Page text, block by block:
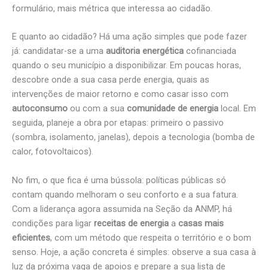
formulário, mais métrica que interessa ao cidadão.
E quanto ao cidadão? Há uma ação simples que pode fazer
já: candidatar-se a uma auditoria energética cofinanciada
quando o seu município a disponibilizar. Em poucas horas,
descobre onde a sua casa perde energia, quais as
intervenções de maior retorno e como casar isso com
autoconsumo ou com a sua comunidade de energia local. Em
seguida, planeje a obra por etapas: primeiro o passivo
(sombra, isolamento, janelas), depois a tecnologia (bomba de
calor, fotovoltaicos).
No fim, o que fica é uma bússola: políticas públicas só
contam quando melhoram o seu conforto e a sua fatura.
Com a liderança agora assumida na Seção da ANMP, há
condições para ligar receitas de energia a casas mais
eficientes, com um método que respeita o território e o bom
senso. Hoje, a ação concreta é simples: observe a sua casa à
luz da próxima vaga de apoios e prepare a sua lista de